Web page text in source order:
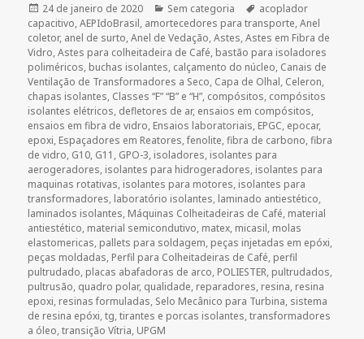
Publicado
em
24 de janeiro de 2020 Categorias
Sem categoria Tags
acoplador
capacitivo,AEPIdoBrasil, amortecedores para transporte,Anel
coletor, anel de surto,Anel de Vedação,Astes,Astes em Fibra de
Vidro,Astes para colheitadeira de Café, bastão para isoladores
poliméricos, buchas isolantes, calçamento do núcleo, Canais de
Ventilação de Transformadores a Seco, Capa de Olhal, Celeron,
chapas isolantes, Classes “F” “B” e “H”, compósitos, compósitos
isolantes elétricos, defletores de ar, ensaios em compósitos,
ensaios em fibra de vidro, Ensaios laboratoriais, EPGC, epocar,
epoxi, Espaçadores em Reatores,fenolite,fibra de carbono,fibra
de vidro, G10, G11 , GPO-3, isoladores, isolantes para
aerogeradores, isolantes para hidrogeradores, isolantes para
maquinas rotativas, isolantes para motores, isolantes para
transformadores, laboratório isolantes, laminado antiestético,
laminados isolantes, Máquinas Colheitadeiras de Café, material
antiestético, material semicondutivo, matex, micasil, molas
elastomericas, pallets para soldagem, peças injetadas em epóxi,
peças moldadas, Perfil para Colheitadeiras de Café, perfil
pultrudado, placas abafadoras de arco, POLIESTER, pultrudados,
pultrusão, quadro polar, qualidade, reparadores, resina, resina
epoxi, resinas formuladas, Selo Mecânico para Turbina, sistema
de resina epóxi,tg,tirantes e porcas isolantes,transformadores
a óleo,transição Vítria, UPGM